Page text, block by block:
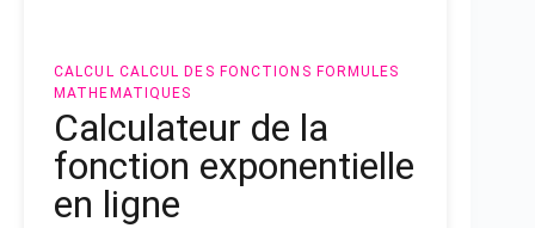
CALCUL CALCUL DES FONCTIONS FORMULES
MATHEMATIQUES
Calculateur de la
fonction exponentielle
en ligne